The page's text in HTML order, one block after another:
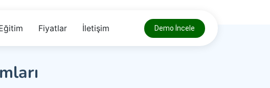
Fiyatlar İletişim Demo İncele